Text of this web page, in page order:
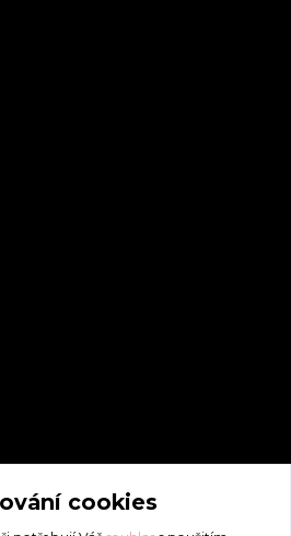
cookies